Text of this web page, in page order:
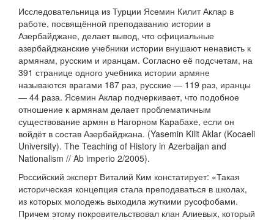
Исследовательница из Турции Ясемин Килит Аклар в
работе, посвящённой преподаванию истории в
Азербайджане, делает вывод, что официальные
азербайджанские учебники истории внушают ненависть к
армянам, русским и иранцам. Согласно её подсчетам, на
391 странице одного учебника истории армяне
называются врагами 187 раз, русские — 119 раз, иранцы
— 44 раза. Ясемин Аклар подчеркивает, что подобное
отношение к армянам делает проблематичным
существование армян в Нагорном Карабахе, если он
войдёт в состав Азербайджана. (Yasemin Kilit Aklar (Kocaeli
University). The Teaching of History in Azerbaijan and
Nationalism // Ab imperio 2/2005).
Российский эксперт Виталий Ким констатирует: «Такая
историческая концепция стала преподаваться в школах,
из которых молодежь выходила жуткими русофобами.
Причем этому покровительствовал клан Алиевых, который